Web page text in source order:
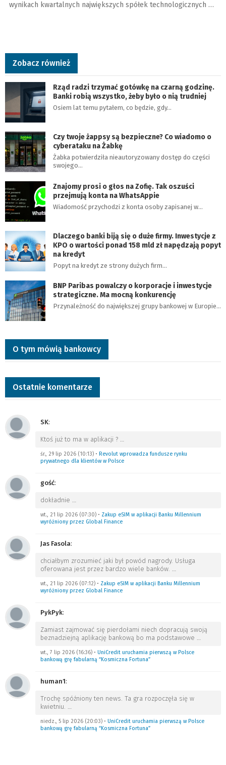
wynikach kwartalnych największych spółek technologicznych …
Zobacz również
Rząd radzi trzymać gotówkę na czarną godzinę.
Banki robią wszystko, żeby było o nią trudniej
Osiem lat temu pytałem, co będzie, gdy…
Czy twoje żappsy są bezpieczne? Co wiadomo o
cyberataku na Żabkę
Żabka potwierdziła nieautoryzowany dostęp do części
swojego…
Znajomy prosi o głos na Zofię. Tak oszuści
przejmują konta na WhatsAppie
Wiadomość przychodzi z konta osoby zapisanej w…
Dlaczego banki biją się o duże firmy. Inwestycje z
KPO o wartości ponad 158 mld zł napędzają popyt
na kredyt
Popyt na kredyt ze strony dużych firm…
BNP Paribas powalczy o korporacje i inwestycje
strategiczne. Ma mocną konkurencję
Przynależność do największej grupy bankowej w Europie…
O tym mówią bankowcy
Ostatnie komentarze
SK:
Ktoś już to ma w aplikacji ? …
śr., 29 lip 2026 (10:13) • Revolut wprowadza fundusze rynku
prywatnego dla klientów w Polsce
gość:
dokładnie …
wt., 21 lip 2026 (07:30) • Zakup eSIM w aplikacji Banku Millennium
wyróżniony przez Global Finance
Jas Fasola:
chciałbym zrozumieć jaki był powód nagrody. Usługa
oferowana jest przez bardzo wiele banków. …
wt., 21 lip 2026 (07:12) • Zakup eSIM w aplikacji Banku Millennium
wyróżniony przez Global Finance
PykPyk:
Zamiast zajmować się pierdołami niech dopracują swoją
beznadziejną aplikację bankową bo ma podstawowe …
wt., 7 lip 2026 (16:36) • UniCredit uruchamia pierwszą w Polsce
bankową grę fabularną “Kosmiczna Fortuna”
human1:
Trochę spóźniony ten news. Ta gra rozpoczęła się w
kwietniu. …
niedz., 5 lip 2026 (20:03) • UniCredit uruchamia pierwszą w Polsce
bankową grę fabularną “Kosmiczna Fortuna”